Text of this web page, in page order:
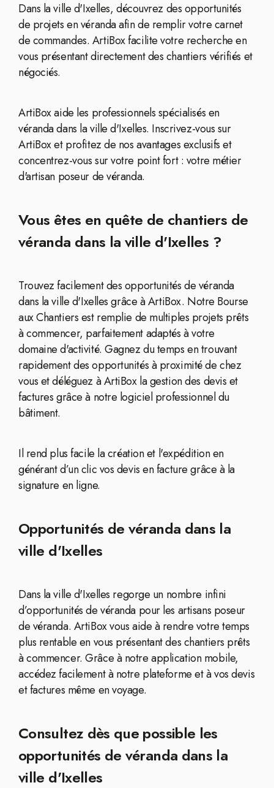
Dans la ville d'Ixelles, découvrez des opportunités
de projets en véranda afin de remplir votre carnet
de commandes. ArtiBox facilite votre recherche en
vous présentant directement des chantiers vérifiés et
négociés.
ArtiBox aide les professionnels spécialisés en
véranda dans la ville d'Ixelles. Inscrivez-vous sur
ArtiBox et profitez de nos avantages exclusifs et
concentrez-vous sur votre point fort : votre métier
d'artisan poseur de véranda.
Vous êtes en quête de chantiers de
véranda dans la ville d'Ixelles ?
Trouvez facilement des opportunités de véranda
dans la ville d'Ixelles grâce à ArtiBox. Notre Bourse
aux Chantiers est remplie de multiples projets prêts
à commencer, parfaitement adaptés à votre
domaine d'activité. Gagnez du temps en trouvant
rapidement des opportunités à proximité de chez
vous et déléguez à ArtiBox la gestion des devis et
factures grâce à notre logiciel professionnel du
bâtiment.
Il rend plus facile la création et l'expédition en
générant d’un clic vos devis en facture grâce à la
signature en ligne.
Opportunités de véranda dans la
ville d'Ixelles
Dans la ville d'Ixelles regorge un nombre infini
d’opportunités de véranda pour les artisans poseur
de véranda. ArtiBox vous aide à rendre votre temps
plus rentable en vous présentant des chantiers prêts
à commencer. Grâce à notre application mobile,
accédez facilement à notre plateforme et à vos devis
et factures même en voyage.
Consultez dès que possible les
opportunités de véranda dans la
ville d'Ixelles